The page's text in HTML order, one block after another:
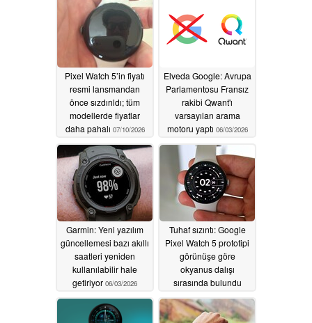
Pixel Watch 5’in fiyatı
resmi lansmandan
önce sızdırıldı; tüm
modellerde fiyatlar
daha pahalı 07/10/2026
Elveda Google: Avrupa
Parlamentosu Fransız
rakibi Qwant'ı
varsayılan arama
motoru yaptı 06/03/2026
Garmin: Yeni yazılım
güncellemesi bazı akıllı
saatleri yeniden
kullanılabilir hale
getiriyor 06/03/2026
Tuhaf sızıntı: Google
Pixel Watch 5 prototipi
görünüşe göre
okyanus dalışı
sırasında bulundu
06/01/2026